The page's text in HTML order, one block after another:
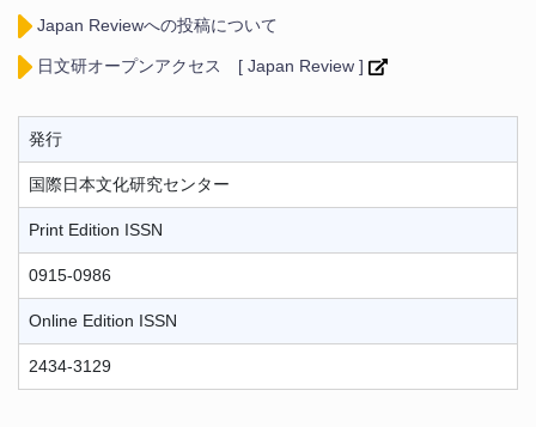
Japan Reviewへの投稿について
日文研オープンアクセス [ Japan Review ]
発行
国際日本文化研究センター
Print Edition ISSN
0915-0986
Online Edition ISSN
2434-3129